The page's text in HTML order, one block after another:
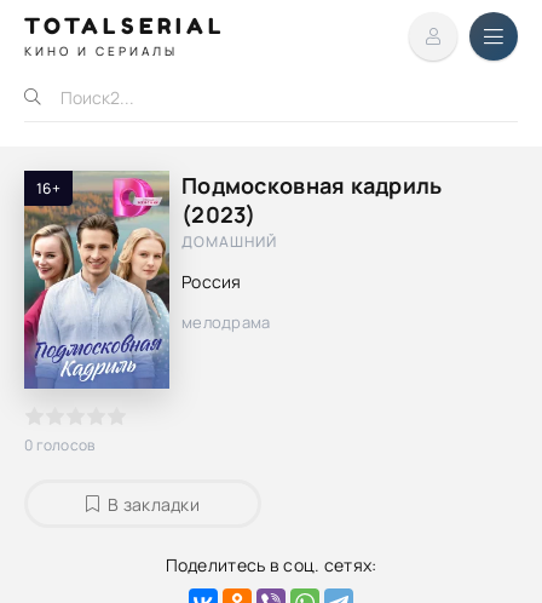
TOTALSERIAL
КИНО И СЕРИАЛЫ
16+
Подмосковная кадриль
(2023)
ДОМАШНИЙ
Россия
мелодрама
0 голосов
В закладки
Поделитесь в соц. сетях: